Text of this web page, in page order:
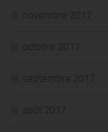
novembre 2017
octobre 2017
septembre 2017
août 2017